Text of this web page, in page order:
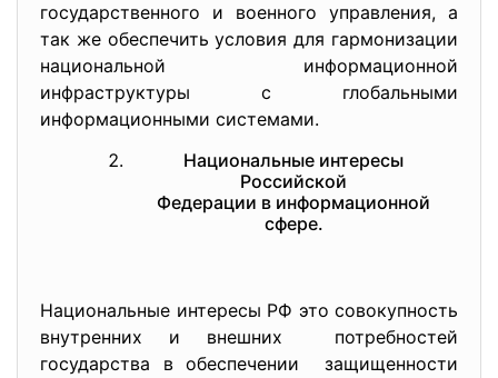
государственного и военного управления, а
так же обеспечить условия для гармонизации
национальной информационной
инфраструктуры с глобальными
информационными системами.
Национальные интересы
Российской
Федерации в информационной
сфере.
Национальные интересы РФ это совокупность
внутренних и внешних потребностей
государства в обеспечении защищенности